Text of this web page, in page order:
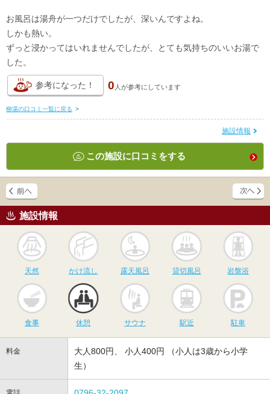
お風呂は湯舟が一つだけでしたが、深いんですよね。
しかも熱い。
ずっと浸かってはいれませんでしたが、とても気持ちのいいお湯で
した。
参考になった！ 0 人が参考にしています
柳湯の口コミ一覧に戻る >
施設情報
この施設に口コミをする
施設情報
天然
かけ流し
かけ流し
露天風呂
露天風呂
貸切風呂
貸切風呂 岩盤浴
食事 休憩
サウナ
サウナ 駅近 駐車
料金
大人800円、 小人400円 （小人は3歳から小学
生）